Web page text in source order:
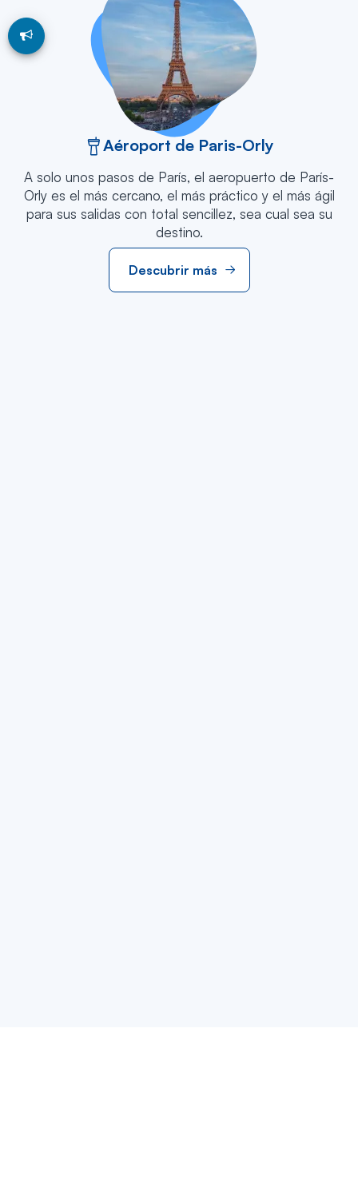
Aéroport de Paris-Orly
A solo unos pasos de París, el aeropuerto de París-
Orly es el más cercano, el más práctico y el más ágil
para sus salidas con total sencillez, sea cual sea su
destino.
Descubrir más